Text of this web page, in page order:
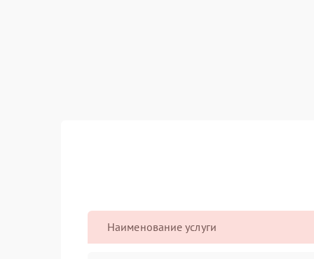
Наименование услуги